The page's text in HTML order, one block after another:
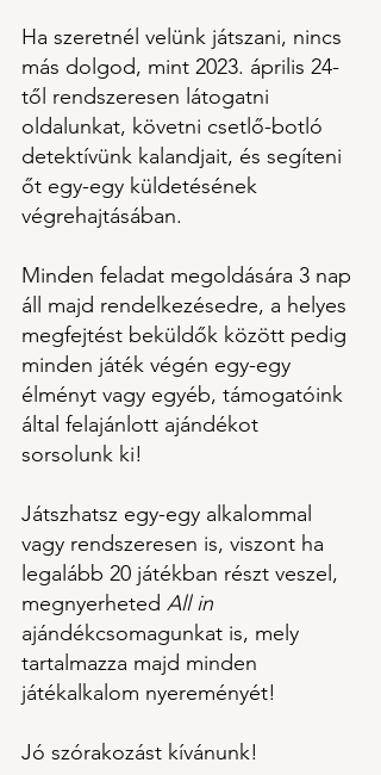
Ha szeretnél velünk játszani, nincs
más dolgod, mint 2023. április 24-
től rendszeresen látogatni
oldalunkat, követni csetlő-botló
detektívünk kalandjait, és segíteni
őt egy-egy küldetésének
végrehajtásában.
Minden feladat megoldására 3 nap
áll majd rendelkezésedre, a helyes
megfejtést beküldők között pedig
minden játék végén egy-egy
élményt vagy egyéb, támogatóink
által felajánlott ajándékot
sorsolunk ki!
Játszhatsz egy-egy alkalommal
vagy rendszeresen is, viszont ha
legalább 20 játékban részt veszel,
megnyerheted All in
ajándékcsomagunkat is, mely
tartalmazza majd minden
játékalkalom nyereményét!
Jó szórakozást kívánunk!